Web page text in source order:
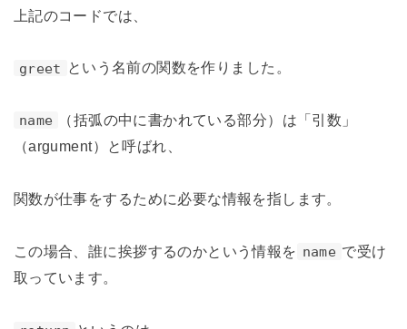
上記のコードでは、
greet という名前の関数を作りました。
name
（括弧の中に書かれている部分）は「引数」
（argument）と呼ばれ、
関数が仕事をするために必要な情報を指します。
この場合、誰に挨拶するのかという情報を name で受け
取っています。